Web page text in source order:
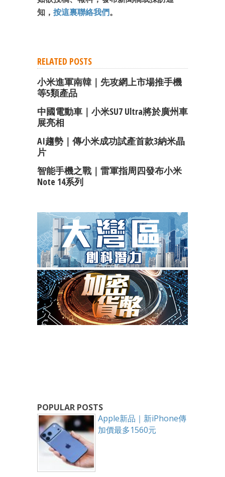
知， 按這裏聯絡我們。
RELATED POSTS
小米進軍南韓｜先攻網上市場推手機
等5類產品
中國電動車｜小米SU7 Ultra將於廣州車
展亮相
AI趨勢｜傳小米成功試產首款3納米晶
片
智能手機之戰｜雷軍指周四發布小米
Note 14系列
POPULAR POSTS
Apple新品｜新iPhone傳
加價最多1560元